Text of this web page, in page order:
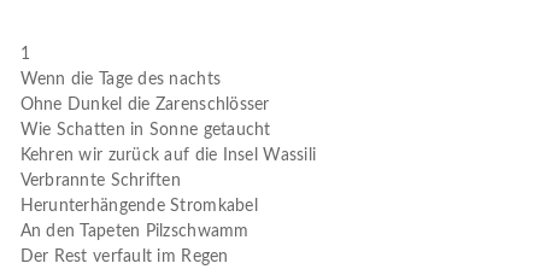
1
Wenn die Tage des nachts
Ohne Dunkel die Zarenschlösser
Wie Schatten in Sonne getaucht
Kehren wir zurück auf die Insel Wassili
Verbrannte Schriften
Herunterhängende Stromkabel
An den Tapeten Pilzschwamm
Der Rest verfault im Regen